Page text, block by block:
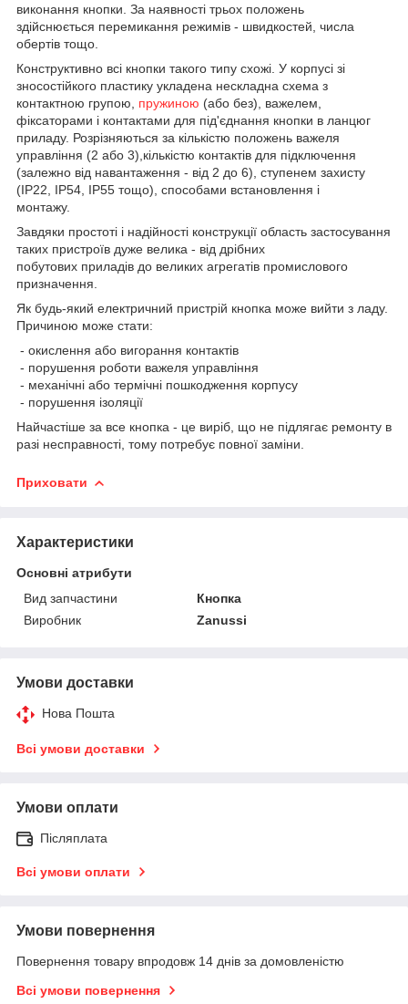
виконання кнопки. За наявності трьох положень
здійснюється перемикання режимів - швидкостей, числа
обертів тощо.
Конструктивно всі кнопки такого типу схожі. У корпусі зі
зносостійкого пластику укладена нескладна схема з
контактною групою, пружиною (або без), важелем,
фіксаторами і контактами для під'єднання кнопки в ланцюг
приладу. Розрізняються за кількістю положень важеля
управління (2 або 3),кількістю контактів для підключення
(залежно від навантаження - від 2 до 6), ступенем захисту
(IP22, IP54, IP55 тощо), способами встановлення і
монтажу.
Завдяки простоті і надійності конструкції область застосування
таких пристроїв дуже велика - від дрібних
побутових приладів до великих агрегатів промислового
призначення.
Як будь-який електричний пристрій кнопка може вийти з ладу.
Причиною може стати:
- окислення або вигорання контактів
- порушення роботи важеля управління
- механічні або термічні пошкодження корпусу
- порушення ізоляції
Найчастіше за все кнопка - це виріб, що не підлягає ремонту в
разі несправності, тому потребує повної заміни.
Приховати
Характеристики
Основні атрибути
Вид запчастини
Кнопка
Виробник
Zanussi
Умови доставки
Нова Пошта
Всі умови доставки
Умови оплати
Післяплата
Всі умови оплати
Умови повернення
Повернення товару впродовж 14 днів за домовленістю
Всі умови повернення